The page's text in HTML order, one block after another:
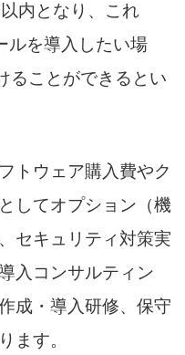
内となり、これ
ルを導入したい場
ることができるとい
トウェア購入費やク
してオプション（機
セキュリティ対策実
入コンサルティン
成・導入研修、保守
ます。